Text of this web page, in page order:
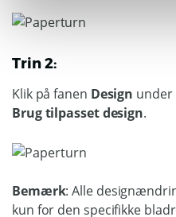
Trin 2:
Klik på fanen Design under
Brug tilpasset design.
Bemærk: Alle
kun for den specifikke